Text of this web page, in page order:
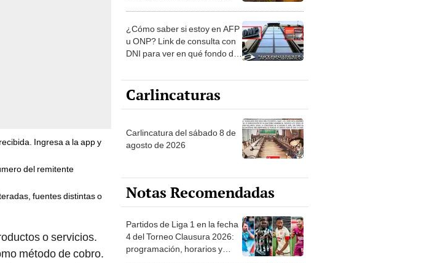
Ingresa a la app y
del remitente
fuentes distintas o
o servicios.
método de cobro.
¿Cómo saber si estoy en AFP
u ONP? Link de consulta con
DNI para ver en qué fondo de
Carlincaturas
Carlincatura del sábado 8 de
agosto de 2026
Notas Recomendadas
Partidos de Liga 1 en la fecha
4 del Torneo Clausura 2026:
programación, horarios y